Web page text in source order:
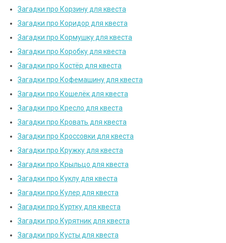
Загадки про Корзину для квеста
Загадки про Коридор для квеста
Загадки про Кормушку для квеста
Загадки про Коробку для квеста
Загадки про Костёр для квеста
Загадки про Кофемашину для квеста
Загадки про Кошелёк для квеста
Загадки про Кресло для квеста
Загадки про Кровать для квеста
Загадки про Кроссовки для квеста
Загадки про Кружку для квеста
Загадки про Крыльцо для квеста
Загадки про Куклу для квеста
Загадки про Кулер для квеста
Загадки про Куртку для квеста
Загадки про Курятник для квеста
Загадки про Кусты для квеста